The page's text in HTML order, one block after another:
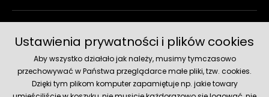
Ustawienia prywatności i plików cookies
Aby wszystko działało jak należy, musimy tymczasowo
przechowywać w Państwa przeglądarce małe pliki, tzw. cookies.
Dzięki tym plikom komputer zapamiętuje np. jakie towary